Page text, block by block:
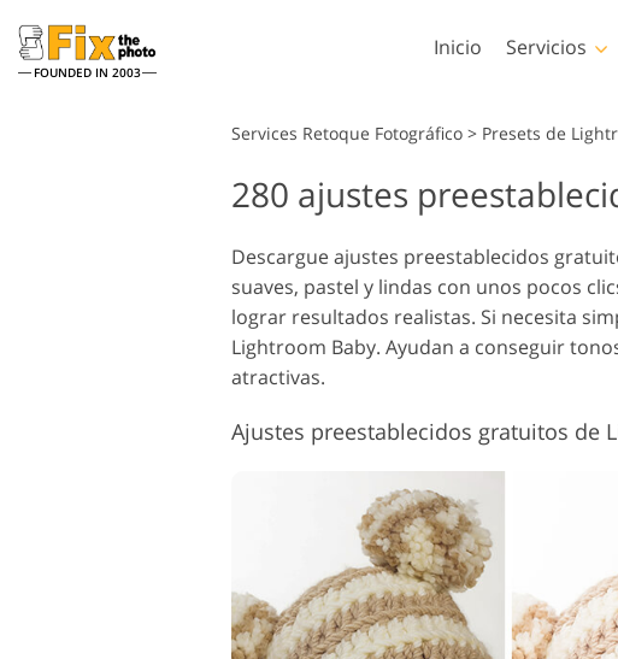
FOUNDED IN 2003
Inicio Servicios
cabeza
Fotos de Bodas
para prendas
Servicios de Retoque de
Producto
Servicios de
Joyas
Lightroom
Preestablecidos de
Colecciones completas
de preajustes LR
Ajustes preestablecidos
de mejor oferta
Colección móvil
Acciones de
Superposiciones
Photoshop
Texturas de
Acciones Ps
colecciones
Services Retoque Fotográfico > Presets de
280 ajustes
Descargue ajustes preestablecidos
suaves, pastel y lindas con unos pocos
lograr resultados realistas. Si necesita
Lightroom Baby. Ayudan a conseguir
atractivas.